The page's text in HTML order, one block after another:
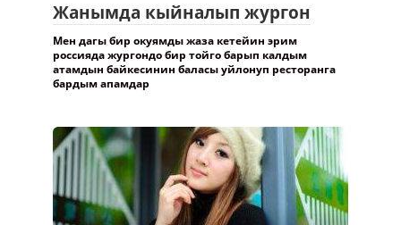
Жанымда кыйналып жургон
Мен дагы бир окуямды жаза кетейин эрим
россияда жургондо бир тойго барып калдым
атамдын байкесинин баласы уйлонуп ресторанга
бардым апамдар